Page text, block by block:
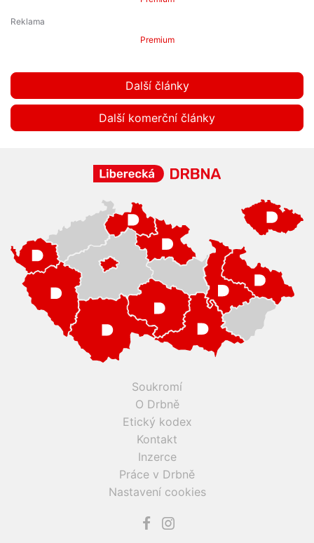
Premium
Další články
Další komerční články
Soukromí
O Drbně
Etický kodex
Kontakt
Inzerce
Práce v Drbně
Nastavení cookies